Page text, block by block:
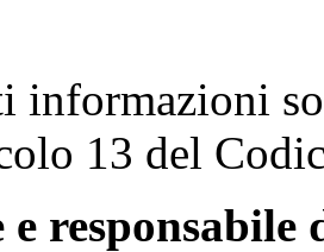
informazioni
13 del
responsabile